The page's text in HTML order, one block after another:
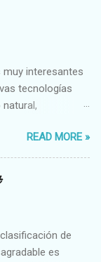
interesantes
tecnologías
READ MORE »
de
es